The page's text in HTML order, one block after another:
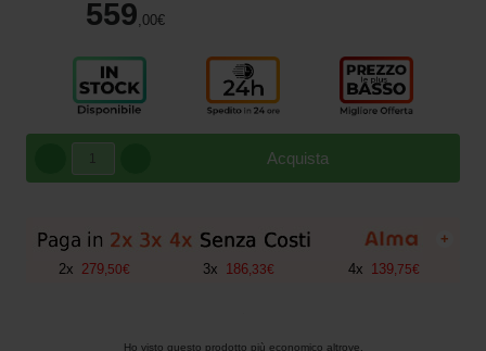
559 ,00€
Acquista
+
2x 279 50€ 3x 186 33€ 4x 139, 75€
Ho visto questo prodotto più economico altrove.